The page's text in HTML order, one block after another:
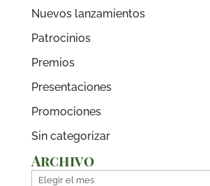
Nuevos lanzamientos
Patrocinios
Premios
Presentaciones
Promociones
Sin categorizar
Archivo
Archivo